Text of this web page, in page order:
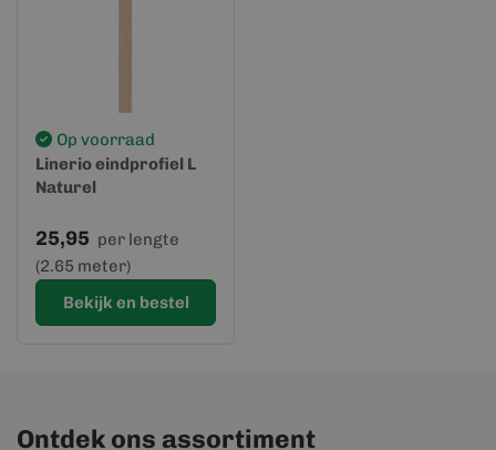
Op voorraad
Linerio eindprofiel L
Naturel
25,95 per lengte
(2.65 meter)
Bekijk en bestel
Ontdek ons assortiment